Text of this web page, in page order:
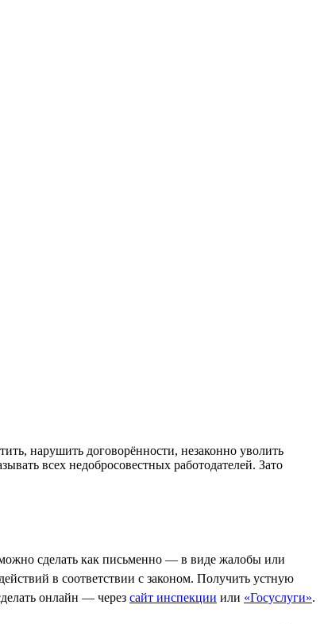
нарушить договорённости, незаконно уволить
всех недобросовестных работодателей. Зато
сделать как письменно — в виде жалобы или
в соответствии с законом. Получить устную
онлайн — через сайт инспекции или «Госуслуги».